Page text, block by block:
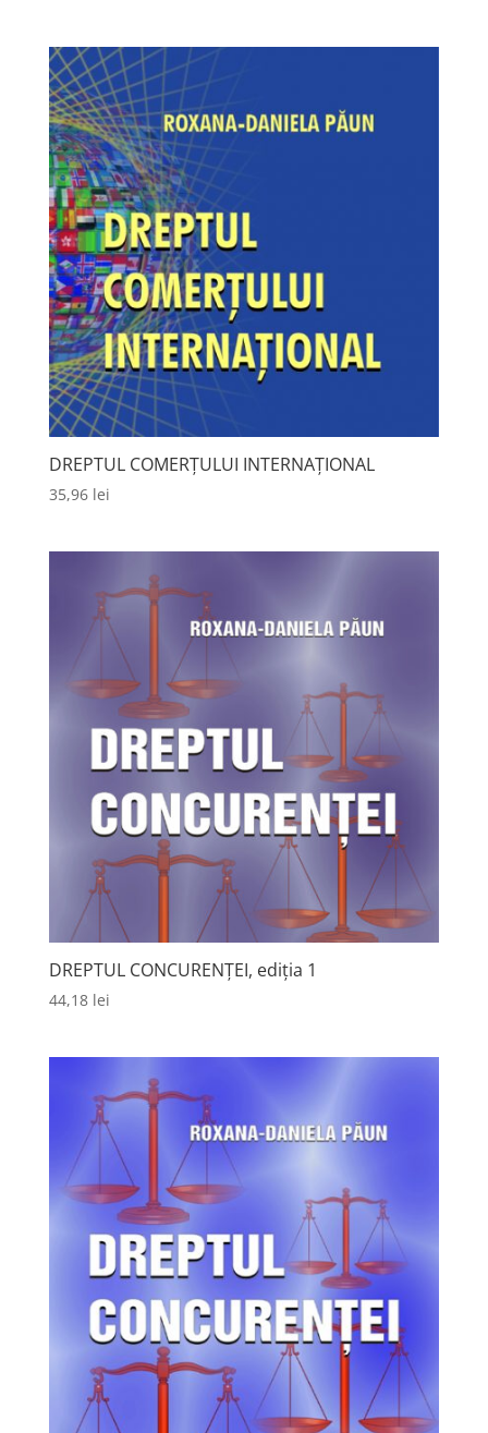
DREPTUL COMERȚULUI INTERNAȚIONAL
35,96 lei
DREPTUL CONCURENȚEI, ediția 1
44,18 lei